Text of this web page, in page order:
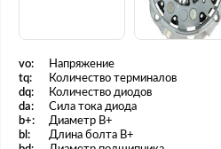
vo: Напряжение
tq:
Количество терминалов
dq:
Количество диодов
da:
Сила тока диода
b+:
Диаметр B+
bl:
Длина болта B+